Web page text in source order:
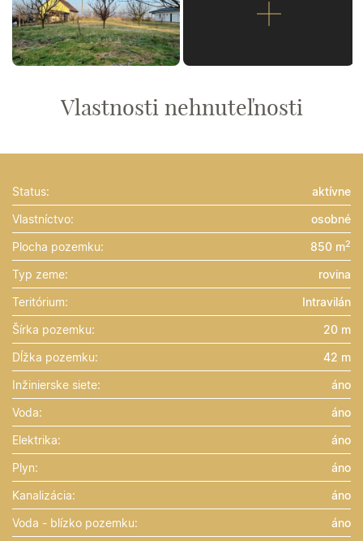
Vlastnosti nehnuteľnosti
Status:
aktívne
Vlastníctvo:
osobné
Plocha pozemku:
850 m2
Typ zeme:
rovina
Teritórium:
Intravilán
Šírka pozemku:
20 m
Dĺžka pozemku:
42 m
Inžinierske siete:
áno
Voda:
áno
Elektrika:
áno
Plyn:
áno
Kanalizácia:
áno
Voda - blízko pozemku:
áno